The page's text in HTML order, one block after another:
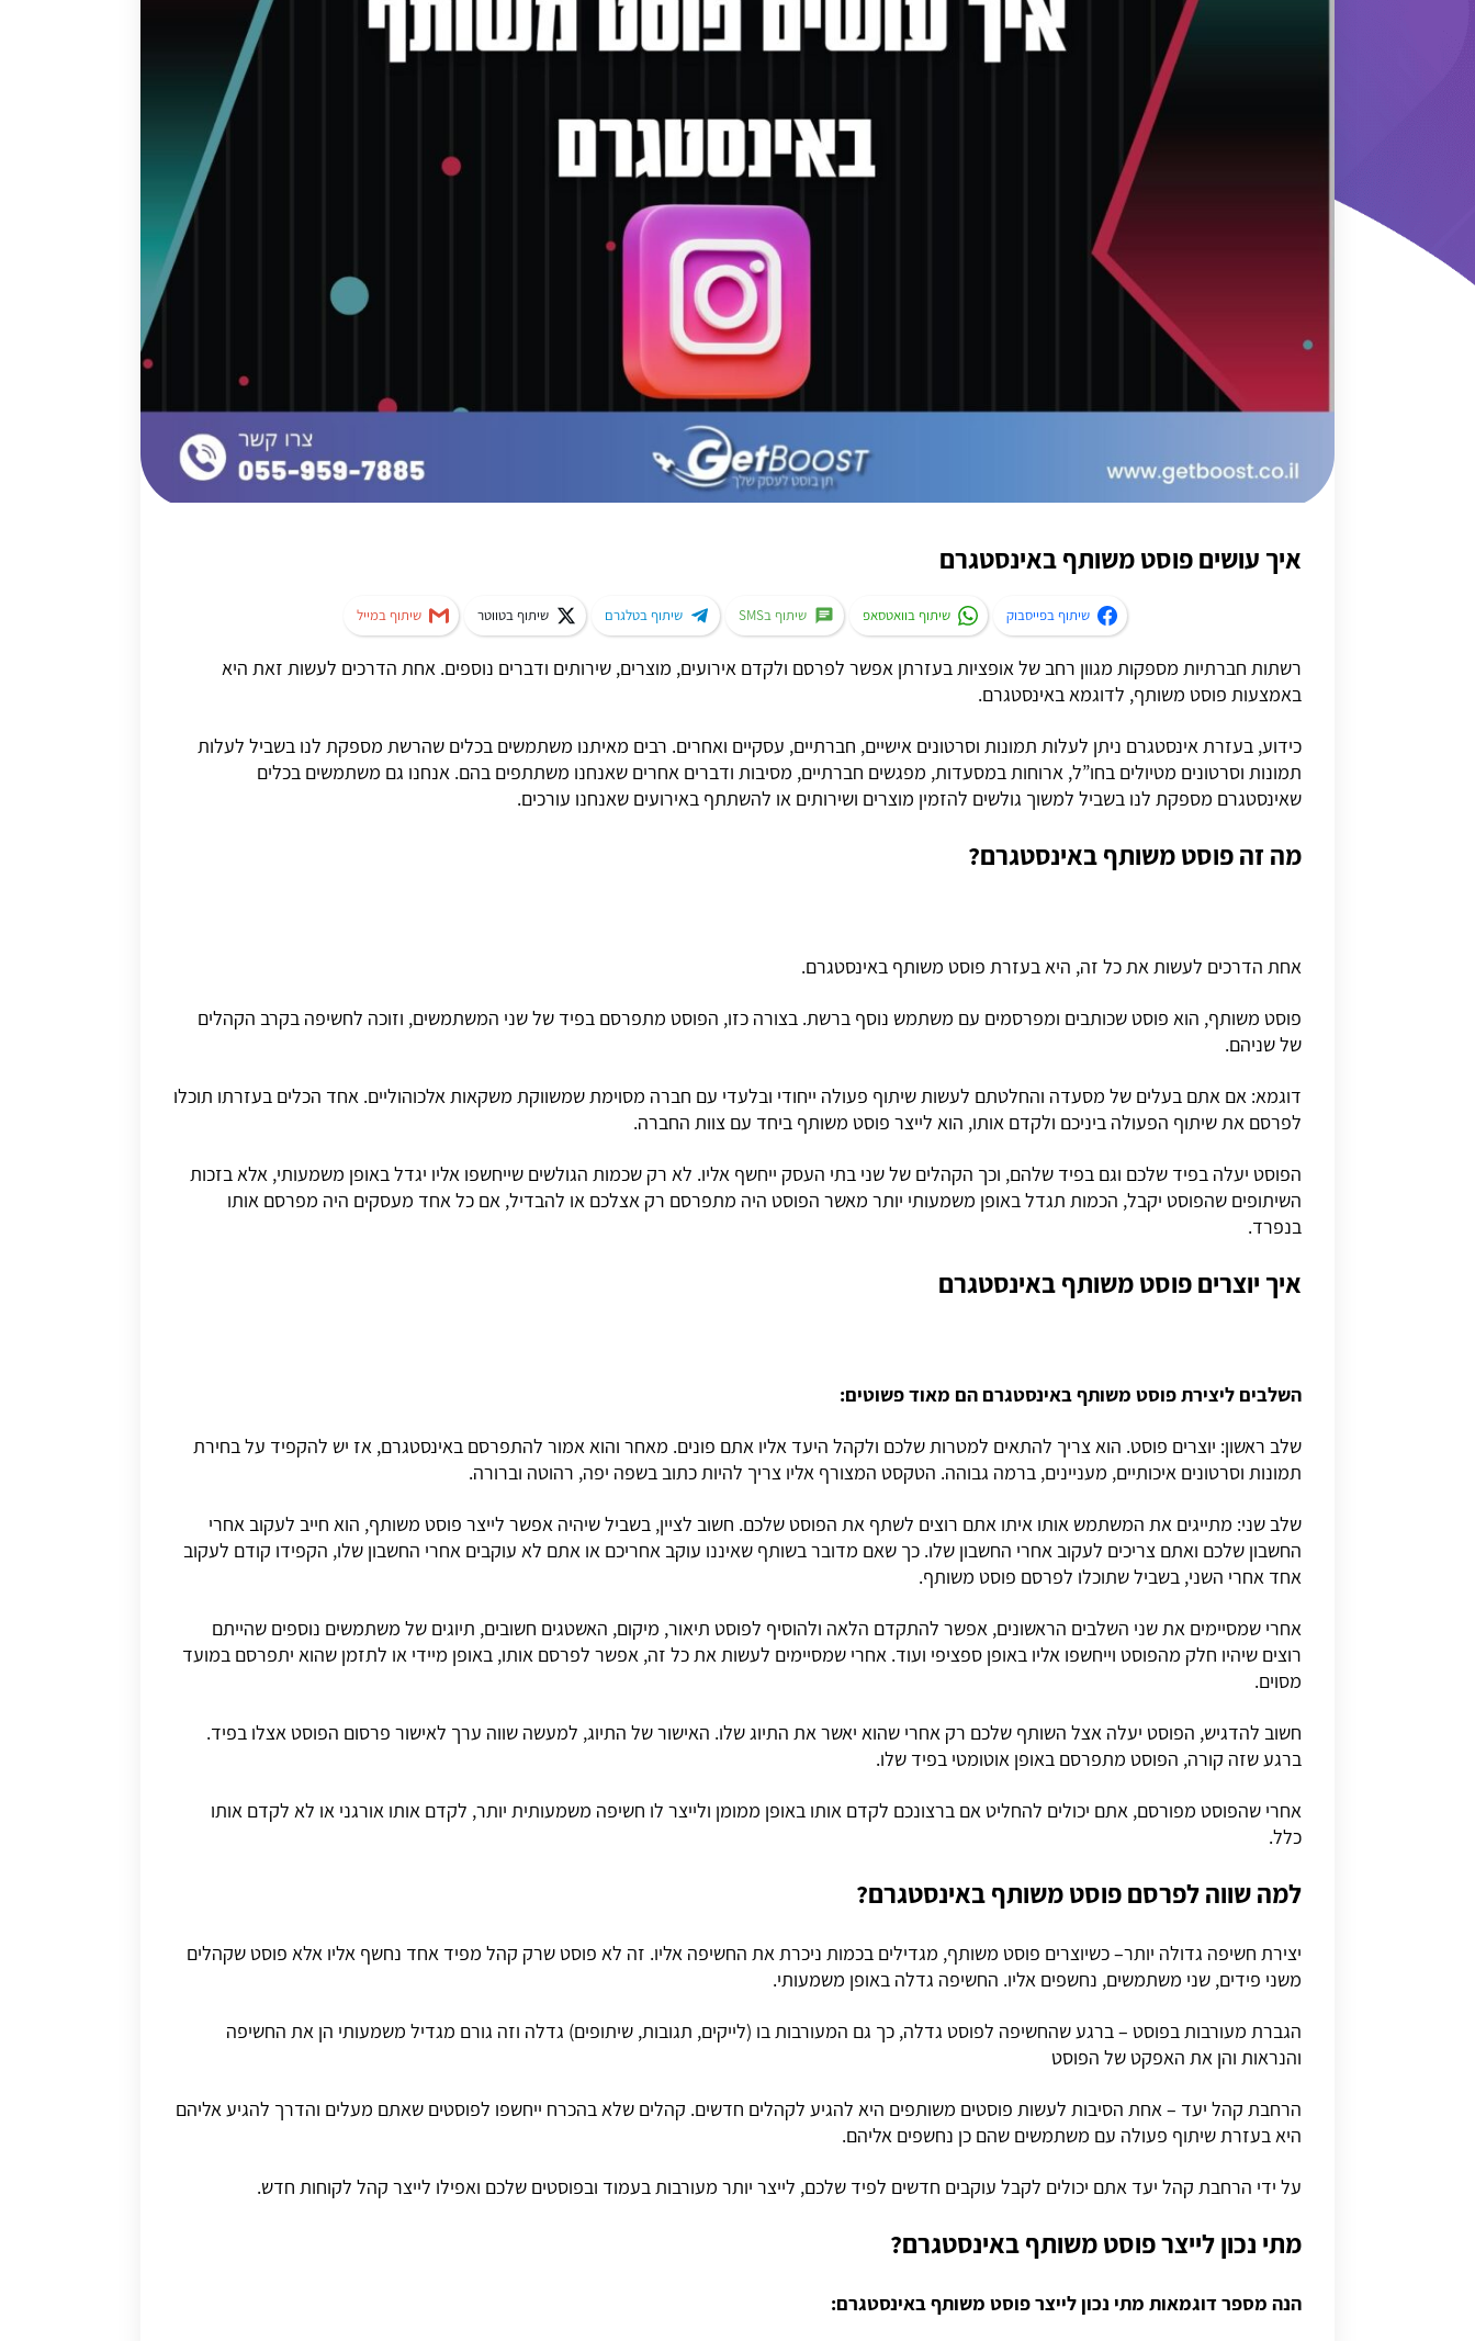
איך עושים פוסט משותף באינסטגרם
שיתוף בפייסבוק שיתוף בוואטסאפ שיתוף בSMS שיתוף בטלגרם שיתוף בטווטר שיתוף במייל
רשתות חברתיות מספקות מגוון רחב של אופציות בעזרתן אפשר לפרסם ולקדם אירועים, מוצרים, שירותים ודברים נוספים. אחת הדרכים לעשות זאת היא
באמצעות פוסט משותף, לדוגמא באינסטגרם.
כידוע, בעזרת אינסטגרם ניתן לעלות תמונות וסרטונים אישיים, חברתיים, עסקיים ואחרים. רבים מאיתנו משתמשים בכלים שהרשת מספקת לנו בשביל לעלות
תמונות וסרטונים מטיולים בחו”ל, ארוחות במסעדות, מפגשים חברתיים, מסיבות ודברים אחרים שאנחנו משתתפים בהם. אנחנו גם משתמשים בכלים
שאינסטגרם מספקת לנו בשביל למשוך גולשים להזמין מוצרים ושירותים או להשתתף באירועים שאנחנו עורכים.
מה זה פוסט משותף באינסטגרם?
אחת הדרכים לעשות את כל זה, היא בעזרת פוסט משותף באינסטגרם.
פוסט משותף, הוא פוסט שכותבים ומפרסמים עם משתמש נוסף ברשת. בצורה כזו, הפוסט מתפרסם בפיד של שני המשתמשים, וזוכה לחשיפה בקרב הקהלים
של שניהם.
דוגמא: אם אתם בעלים של מסעדה והחלטתם לעשות שיתוף פעולה ייחודי ובלעדי עם חברה מסוימת שמשווקת משקאות אלכוהוליים. אחד הכלים בעזרתו תוכלו
לפרסם את שיתוף הפעולה ביניכם ולקדם אותו, הוא לייצר פוסט משותף ביחד עם צוות החברה.
הפוסט יעלה בפיד שלכם וגם בפיד שלהם, וכך הקהלים של שני בתי העסק ייחשף אליו. לא רק שכמות הגולשים שייחשפו אליו יגדל באופן משמעותי, אלא בזכות
השיתופים שהפוסט יקבל, הכמות תגדל באופן משמעותי יותר מאשר הפוסט היה מתפרסם רק אצלכם או להבדיל, אם כל אחד מעסקים היה מפרסם אותו
בנפרד.
איך יוצרים פוסט משותף באינסטגרם
השלבים ליצירת פוסט משותף באינסטגרם הם מאוד פשוטים:
שלב ראשון: יוצרים פוסט. הוא צריך להתאים למטרות שלכם ולקהל היעד אליו אתם פונים. מאחר והוא אמור להתפרסם באינסטגרם, אז יש להקפיד על בחירת
תמונות וסרטונים איכותיים, מעניינים, ברמה גבוהה. הטקסט המצורף אליו צריך להיות כתוב בשפה יפה, רהוטה וברורה.
שלב שני: מתייגים את המשתמש אותו איתו אתם רוצים לשתף את הפוסט שלכם. חשוב לציין, בשביל שיהיה אפשר לייצר פוסט משותף, הוא חייב לעקוב אחרי
החשבון שלכם ואתם צריכים לעקוב אחרי החשבון שלו. כך שאם מדובר בשותף שאיננו עוקב אחריכם או אתם לא עוקבים אחרי החשבון שלו, הקפידו קודם לעקוב
אחד אחרי השני, בשביל שתוכלו לפרסם פוסט משותף.
אחרי שמסיימים את שני השלבים הראשונים, אפשר להתקדם הלאה ולהוסיף לפוסט תיאור, מיקום, האשטגים חשובים, תיוגים של משתמשים נוספים שהייתם
רוצים שיהיו חלק מהפוסט וייחשפו אליו באופן ספציפי ועוד. אחרי שמסיימים לעשות את כל זה, אפשר לפרסם אותו, באופן מיידי או לתזמן שהוא יתפרסם במועד
מסוים.
חשוב להדגיש, הפוסט יעלה אצל השותף שלכם רק אחרי שהוא יאשר את התיוג שלו. האישור של התיוג, למעשה שווה ערך לאישור פרסום הפוסט אצלו בפיד.
ברגע שזה קורה, הפוסט מתפרסם באופן אוטומטי בפיד שלו.
אחרי שהפוסט מפורסם, אתם יכולים להחליט אם ברצונכם לקדם אותו באופן ממומן ולייצר לו חשיפה משמעותית יותר, לקדם אותו אורגני או לא לקדם אותו
כלל.
למה שווה לפרסם פוסט משותף באינסטגרם?
יצירת חשיפה גדולה יותר– כשיוצרים פוסט משותף, מגדילים בכמות ניכרת את החשיפה אליו. זה לא פוסט שרק קהל מפיד אחד נחשף אליו אלא פוסט שקהלים
משני פידים, שני משתמשים, נחשפים אליו. החשיפה גדלה באופן משמעותי.
הגברת מעורבות בפוסט – ברגע שהחשיפה לפוסט גדלה, כך גם המעורבות בו (לייקים, תגובות, שיתופים) גדלה וזה גורם מגדיל משמעותי הן את החשיפה
והנראות והן את האפקט של הפוסט
הרחבת קהל יעד – אחת הסיבות לעשות פוסטים משותפים היא להגיע לקהלים חדשים. קהלים שלא בהכרח ייחשפו לפוסטים שאתם מעלים והדרך להגיע אליהם
היא בעזרת שיתוף פעולה עם משתמשים שהם כן נחשפים אליהם.
על ידי הרחבת קהל יעד אתם יכולים לקבל עוקבים חדשים לפיד שלכם, לייצר יותר מעורבות בעמוד ובפוסטים שלכם ואפילו לייצר קהל לקוחות חדש.
מתי נכון לייצר פוסט משותף באינסטגרם?
הנה מספר דוגמאות מתי נכון לייצר פוסט משותף באינסטגרם: